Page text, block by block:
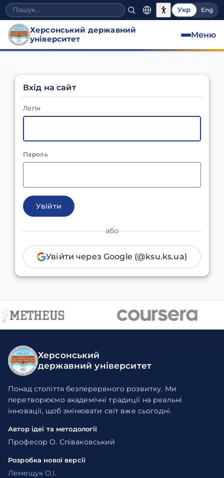
Укр Eng
Херсонський державний
університет
Меню
Вхід на сайт
Логін
Пароль
Увійти
або
Увійти через Google (@ksu.ks.ua)
Херсонський
державний університет
Понад століття безперервного розвитку. Ми
перетворюємо академічні традиції на реальні
інновації, щоб змінювати світ вже сьогодні.
Автор ідеї та методології
Професор О. Співаковський
Розробка нової версії
Лемещук О.І.